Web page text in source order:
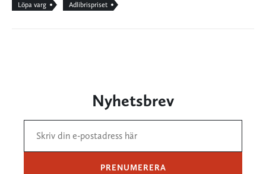
Löpa varg Adlibrispriset
Nyhetsbrev
PRENUMERERA